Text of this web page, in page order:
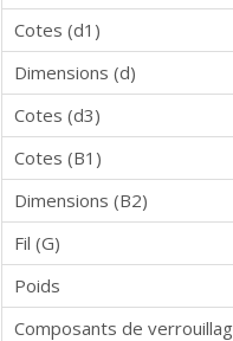
Cotes (d1)
Dimensions (d)
Cotes (d3)
Cotes (B1)
Dimensions (B2)
Fil (G)
Poids
Composants de